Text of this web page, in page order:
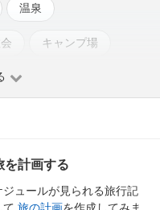
温泉
キャンプ場
を計画する
ュールが見られる旅行記
て 旅の計画を作成してみま